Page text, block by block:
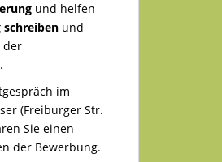
und helfen
schreiben und
der
im
(Freiburger Str.
Sie einen
der Bewerbung.